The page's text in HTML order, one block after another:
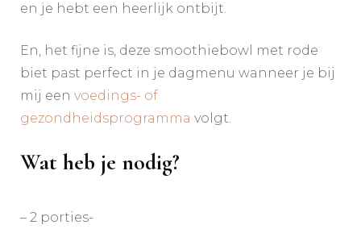
en je hebt een heerlijk ontbijt.
En, het fijne is, deze smoothiebowl met rode
biet past perfect in je dagmenu wanneer je bij
mij een voedings- of
gezondheidsprogramma volgt.
Wat heb je nodig?
– 2 porties-